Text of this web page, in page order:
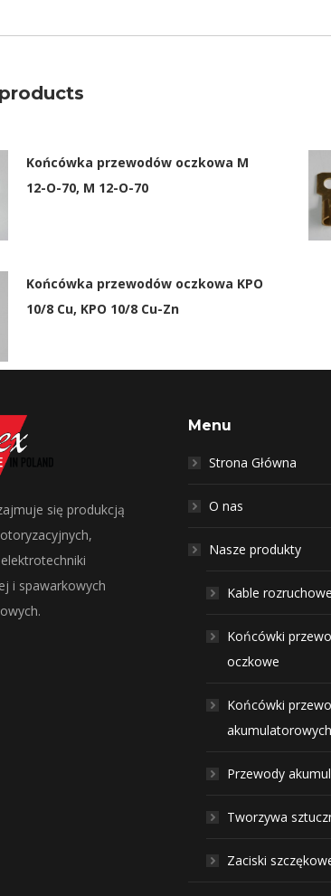
Końcówka przewodów oczkowa M
12-O-70, M 12-O-70
Końcówka przewodów oczkowa KPO
10/8 Cu, KPO 10/8 Cu-Zn
się produkcją
i spawarkowych
Menu
Strona Główna
O nas
Nasze produkty
Kable rozruchowe
Końcówki
oczkowe
Końcówki
akumulatorowych
Przewody
Tworzywa
Zaciski